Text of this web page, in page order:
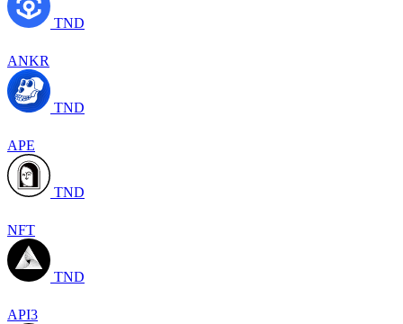
TND
ANKR
TND
APE
TND
NFT
TND
API3